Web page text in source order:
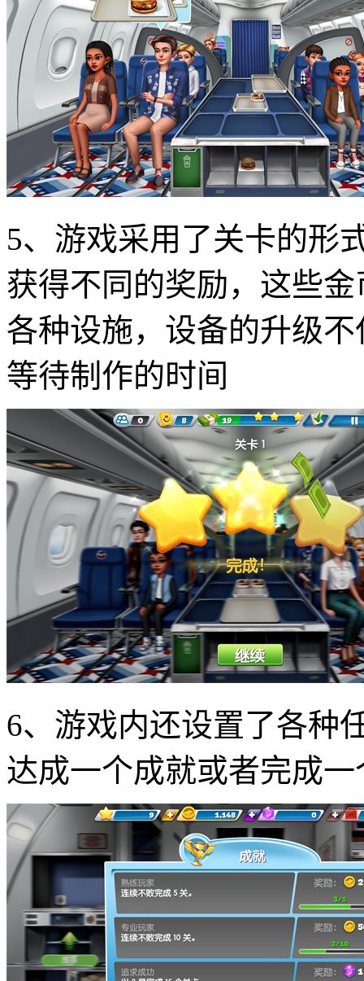
5、游戏采用了关卡的形
获得不同的奖励，这些
各种设施，设备的升级
等待制作的时间
6、游戏内还设置了各种
达成一个成就或者完成